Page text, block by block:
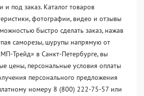
и под заказ. Каталог товаров
фотографии, видео и отзывы
быстро сделать заказ, нажав
саморезы, шурупы напрямую от
Трейд» в Санкт-Петербурге, вы
цены, персональные условия оплаты
персонального предложения
номеру 8 (800) 222-75-57 или